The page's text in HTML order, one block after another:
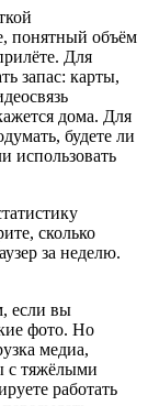
понятный объём
Для
запас: карты,
дома. Для
будете ли
использовать
сколько
за неделю.
если вы
фото. Но
медиа,
с тяжёлыми
работать